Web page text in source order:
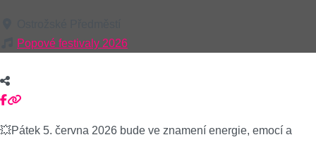
Popové festivaly 2026
💥Pátek 5. června 2026 bude ve znamení energie, emocí a